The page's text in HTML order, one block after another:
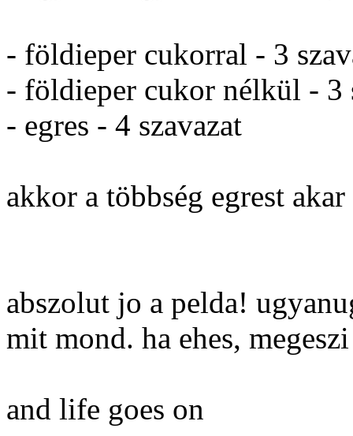
- földieper cukorral - 3
- földieper cukor nélkül - 3
- egres - 4 szavazat
akkor a többség egrest
abszolut jo a pelda!
mit mond. ha ehes,
and life goes on